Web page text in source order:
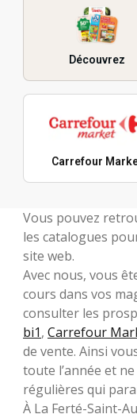
Découvrez
Carrefour
Vous pouvez
les catalogues
site web.
Avec nous, vous
cours dans vos
consulter les
bi1, Carrefour
de vente. Ainsi
toute l’année et
régulières qui
À La Ferté-Saint-